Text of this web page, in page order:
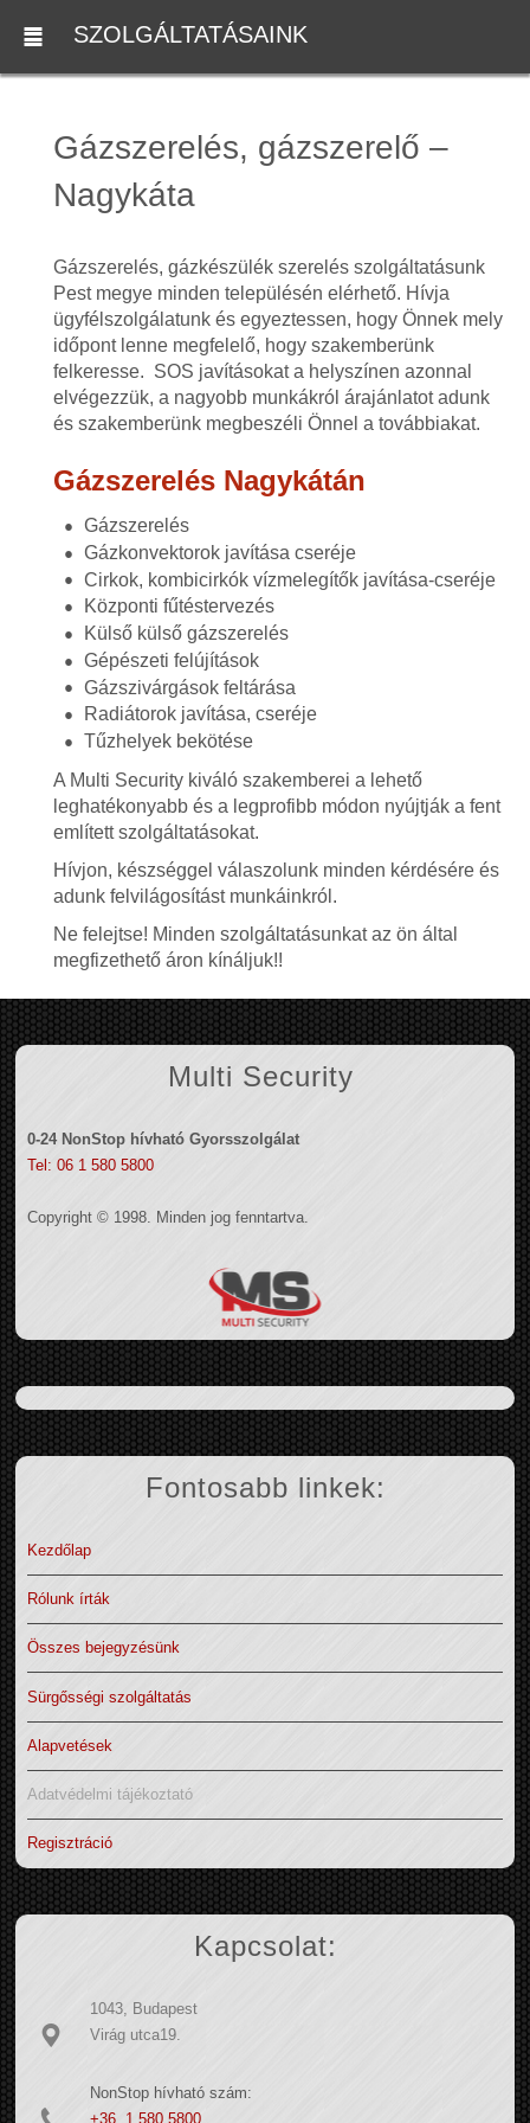
SZOLGÁLTATÁSAINK
Gázszerelés, gázszerelő –
Nagykáta
Gázszerelés, gázkészülék szerelés szolgáltatásunk
Pest megye minden településén elérhető. Hívja
ügyfélszolgálatunk és egyeztessen, hogy Önnek mely
időpont lenne megfelelő, hogy szakemberünk
felkeresse. SOS javításokat a helyszínen azonnal
elvégezzük, a nagyobb munkákról árajánlatot adunk
és szakemberünk megbeszéli Önnel a továbbiakat.
Gázszerelés Nagykátán
Gázszerelés
Gázkonvektorok javítása cseréje
Cirkok, kombicirkók vízmelegítők javítása-cseréje
Központi fűtéstervezés
Külső külső gázszerelés
Gépészeti felújítások
Gázszivárgások feltárása
Radiátorok javítása, cseréje
Tűzhelyek bekötése
A Multi Security kiváló szakemberei a lehető
leghatékonyabb és a legprofibb módon nyújtják a fent
említett szolgáltatásokat.
Hívjon, készséggel válaszolunk minden kérdésére és
adunk felvilágosítást munkáinkról.
Ne felejtse! Minden szolgáltatásunkat az ön által
megfizethető áron kínáljuk!!
Multi Security
0-24 NonStop hívható Gyorsszolgálat
Tel: 06 1 580 5800
Copyright © 1998. Minden jog fenntartva.
Fontosabb linkek:
Kezdőlap
Rólunk írták
Összes bejegyzésünk
Sürgősségi szolgáltatás
Alapvetések
Adatvédelmi tájékoztató
Regisztráció
Kapcsolat:
1043, Budapest
Virág utca19.
NonStop hívható szám:
+36 1 580 5800